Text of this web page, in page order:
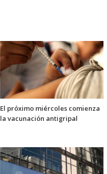
El próximo miércoles comienza
la vacunación antigripal